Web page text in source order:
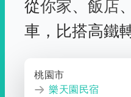
從你家、 飯店、
車， 比搭高鐵
桃園市
樂天園民宿